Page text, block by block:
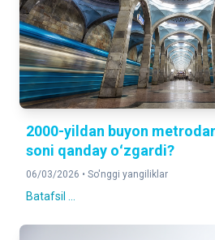
2000-yildan buyon
soni qanday oʻzgardi?
06/03/2026 • So'nggi yangiliklar
Batafsil ...